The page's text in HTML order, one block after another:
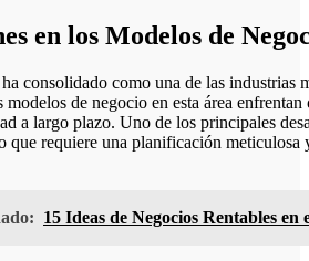
en los Modelos de
consolidado como una de las industrias
de negocio en esta área enfrentan
a largo plazo. Uno de los principales
que requiere una planificación meticulosa
15 Ideas de Negocios Rentables